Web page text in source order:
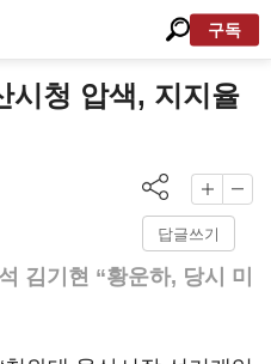
구독
시청 압색, 지지율
답글쓰기
김기현 “황운하, 당시 미